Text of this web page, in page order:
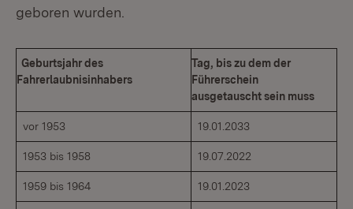
geboren wurden.
Geburtsjahr des
Fahrerlaubnisinhabers
Tag, bis zu dem der
Führerschein
ausgetauscht sein muss
vor 1953 19.01.2033
1953 bis 1958 19.07.2022
1959 bis 1964 19.01.2023